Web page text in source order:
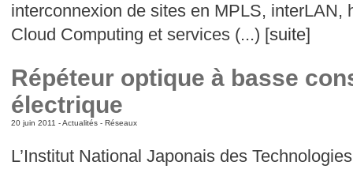
interconnexion de sites en MPLS, interLAN,
Cloud Computing et services (...) [suite]
Répéteur optique à basse
électrique
20 juin 2011 -Actualités- Réseaux
L’Institut National Japonais des